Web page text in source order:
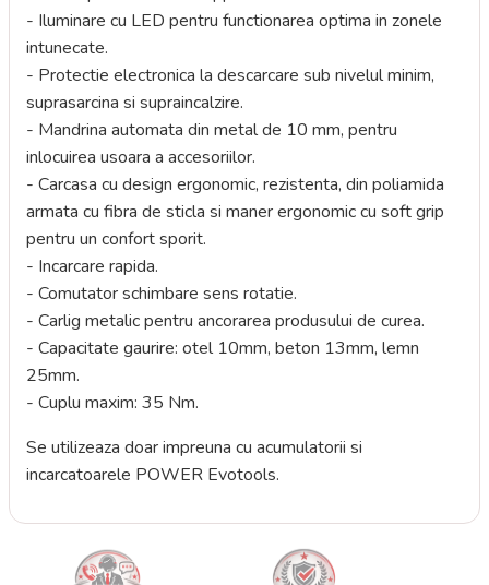
- Iluminare cu LED pentru functionarea optima in zonele
intunecate.
- Protectie electronica la descarcare sub nivelul minim,
suprasarcina si supraincalzire.
- Mandrina automata din metal de 10 mm, pentru
inlocuirea usoara a accesoriilor.
- Carcasa cu design ergonomic, rezistenta, din poliamida
armata cu fibra de sticla si maner ergonomic cu soft grip
pentru un confort sporit.
- Incarcare rapida.
- Comutator schimbare sens rotatie.
- Carlig metalic pentru ancorarea produsului de curea.
- Capacitate gaurire: otel 10mm, beton 13mm, lemn
25mm.
- Cuplu maxim: 35 Nm.
Se utilizeaza doar impreuna cu acumulatorii si
incarcatoarele POWER Evotools.